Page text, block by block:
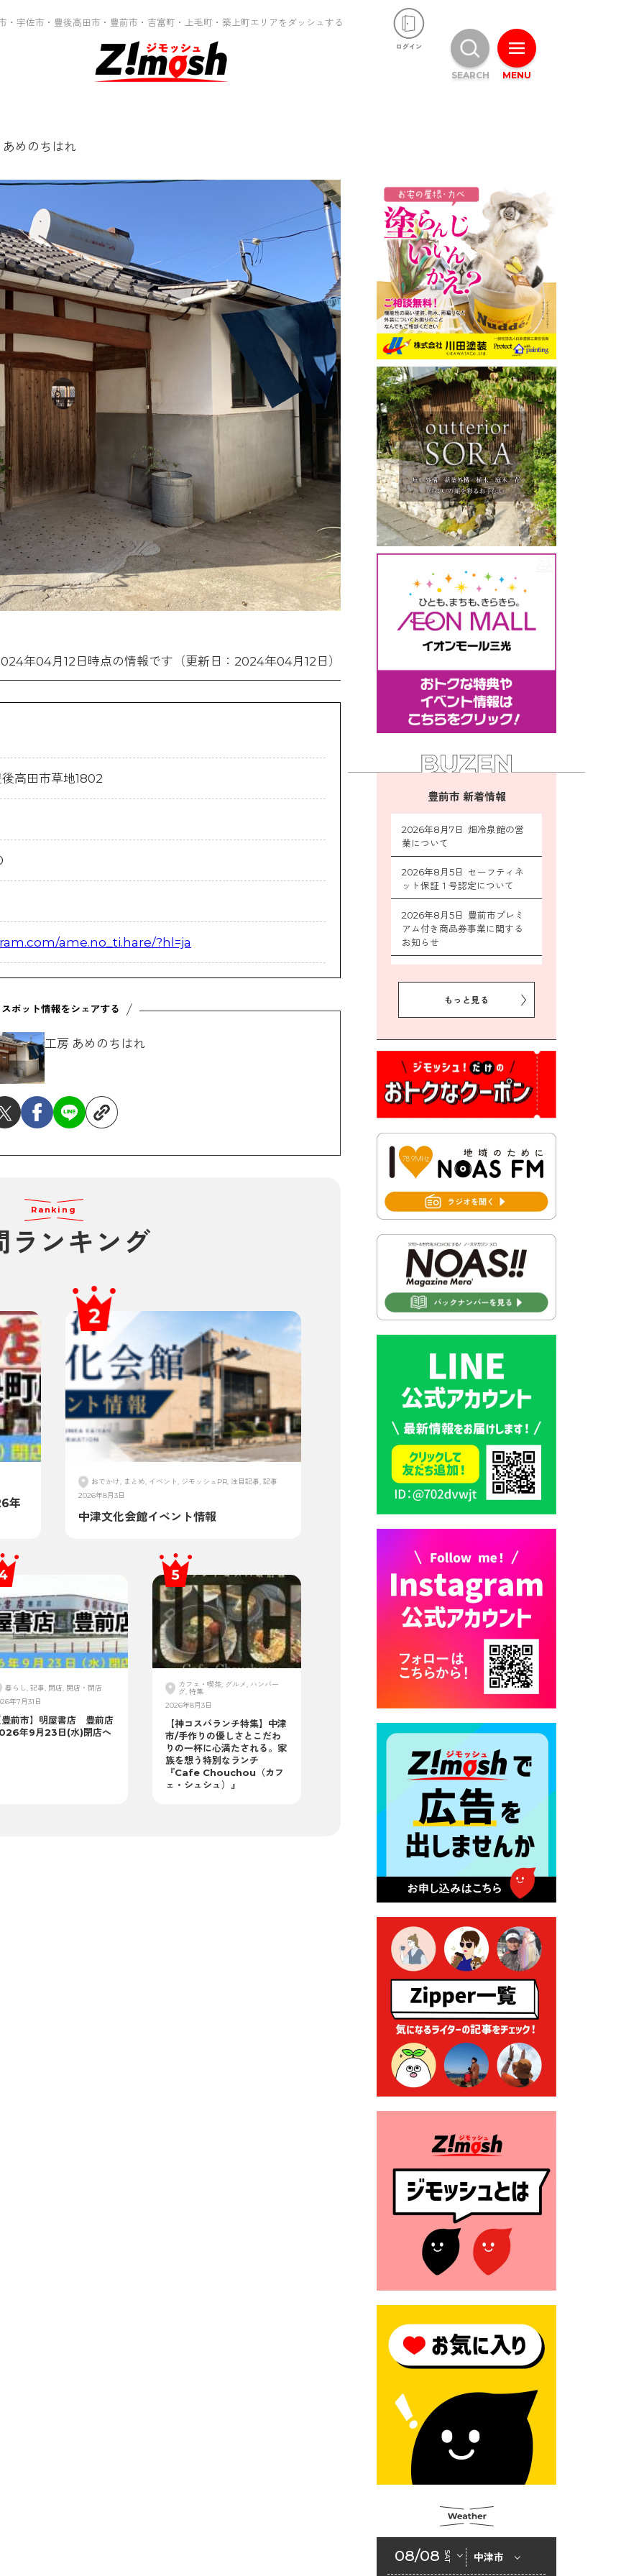
・宇佐市・豊後高田市・豊前市・吉富町・上毛町・築上町エリアをダッシュする
あめのちはれ
年04月12日時点の情報です（更新日：2024年04月12日）
高田市草地1802
ame.no_ti.hare/?hl=ja
工房 あめのちはれ
Ranking
ランキング
年
おでかけ, まとめ, イベント, ジモッシュPR, 注目記事, 記事
2026年8月3日
中津文化会館イベント情報
暮らし, 記事, 閉店, 開店・閉店
年7月31日
前市】明屋書店 豊前店
年9月23日(水)閉店へ
カフェ・喫茶, グルメ, ハンバー
グ, 特集
2026年8月3日
【神コスパランチ特集】中津
市/手作りの優しさとこだわ
りの一杯に心満たされる。家
族を想う特別なランチ
『Cafe Chouchou（カフ
ェ・シュシュ）』
豊前市 新着情報
2026年8月7日 畑冷泉館の営
業について
2026年8月5日 セーフティネ
ット保証１号認定について
2026年8月5日 豊前市プレミ
アム付き商品券事業に関する
お知らせ
ン作戦参加者募集
対抗「福岡駅伝」出場選手募
集！
2026年7月31日 第６次豊前市
総合計画後期基本計画策定業
書が変わります！
2026年7月30日 豊前市立豊前
中学校の進捗状況について
2026年7月30日 豊前市立学校
2026年7月30日 豊前市立学校
紹介≪再編計画の見直しにつ
いて≫
2026年7月29日 豊前市指定ご
み袋販売のお知らせ
2026年7月28日 豊前カラス天
狗みなと祭り（花火大会）開
催決定！
2026年7月28日 令和8年度
京築地区水道企業団職員採用
試験（募集）
2026年7月27日 マイナンバー
カード交付に伴う休日および
平日夜間開庁の案内
2026年7月22日 令和８年度
「こども文化パスポート事
2026年7月21日 卜仙の郷 お
盆期間の営業時間のお知らせ
2026年7月17日 バス経路検索
のご利用案内
2026年7月10日 台湾伝統音楽
団体 「北埔八音団・楽善軒」
公演開催のお知らせ
ンディング型ふるさと納税の
実施について
2026年7月9日 農地法等に係
る各種申請に係る登記事項証
明書の添付省略について
2026年7月9日 廃食用油の回
収
2026年7月7日 「おゆずりコ
ーナー」について
2026年7月1日 豊前市民プール
一般開放
（令和８年４月１日施行）
格改定
2026年6月23日 公告一覧（市
内業者対象）を更新しまし
2026年6月23日 （一財）豊前
市佐野・則尾育英会奨学生募
2026年6月18日 セアカゴケグ
モにご注意ください！
ェルターの指定
2026年6月10日 令和８年経済
センサス-活動調査
2026年6月9日 令和８年第３
回定例会「一般質問一覧表」
2026年6月5日 新婚世帯の家
2026年6月2日 戸籍に氏名の
振り仮名が記載されます
もっと見る
08/08 SAT 中津市
MENU
SEARCH